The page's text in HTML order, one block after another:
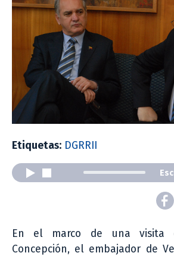
Etiquetas: DGRRII
En el marco de una visita
Concepción, el embajador de